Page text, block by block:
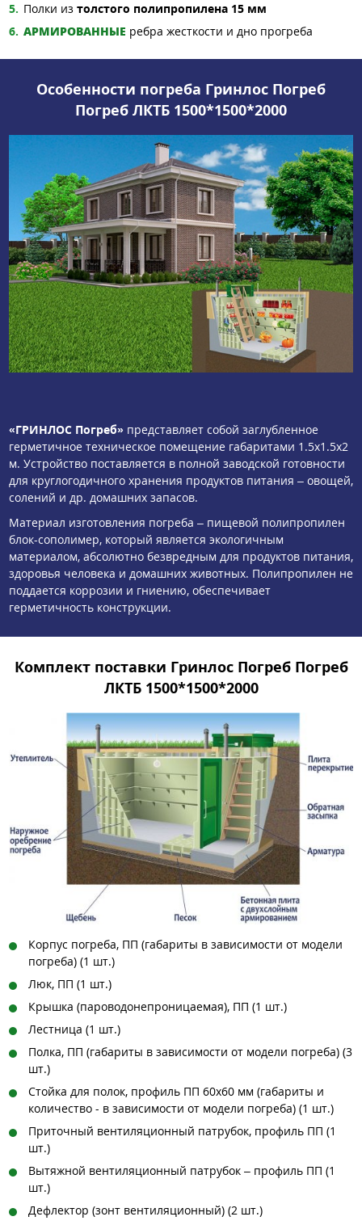
Полки из толстого полипропилена 15 мм
АРМИРОВАННЫЕ ребра жесткости и дно прогреба
Особенности погреба Гринлос Погреб
Погреб ЛКТБ 1500*1500*2000
«ГРИНЛОС Погреб» представляет собой заглубленное
герметичное техническое помещение габаритами 1.5х1.5х2
м. Устройство поставляется в полной заводской готовности
для круглогодичного хранения продуктов питания – овощей,
солений и др. домашних запасов.
Материал изготовления погреба – пищевой полипропилен
блок-сополимер, который является экологичным
материалом, абсолютно безвредным для продуктов питания,
здоровья человека и домашних животных. Полипропилен не
поддается коррозии и гниению, обеспечивает
герметичность конструкции.
Комплект поставки Гринлос Погреб Погреб
ЛКТБ 1500*1500*2000
Корпус погреба, ПП (габариты в зависимости от модели
погреба) (1 шт.)
Люк, ПП (1 шт.)
Крышка (пароводонепроницаемая), ПП (1 шт.)
Лестница (1 шт.)
Полка, ПП (габариты в зависимости от модели погреба) (3
шт.)
Стойка для полок, профиль ПП 60х60 мм (габариты и
количество - в зависимости от модели погреба) (1 шт.)
Приточный вентиляционный патрубок, профиль ПП (1
шт.)
Вытяжной вентиляционный патрубок – профиль ПП (1
шт.)
Дефлектор (зонт вентиляционный) (2 шт.)